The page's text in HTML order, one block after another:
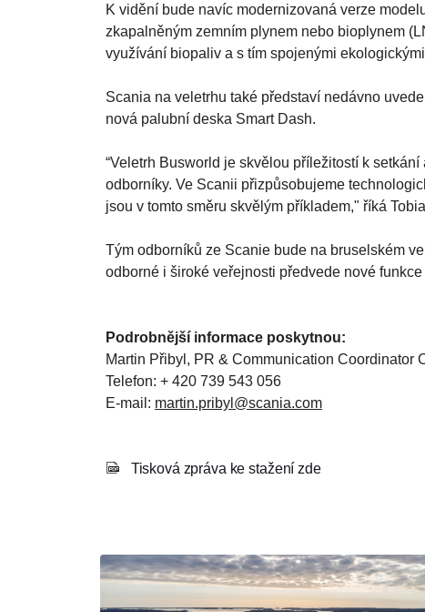
K vidění bude navíc modernizovaná verze
zkapalněným zemním plynem nebo bioplynem
využívání biopaliv a s tím spojenými
Scania na veletrhu také představí nedávno
nová palubní deska Smart Dash.
“Veletrh Busworld je skvělou příležitostí k
odborníky. Ve Scanii přizpůsobujeme
jsou v tomto směru skvělým příkladem," říká
Tým odborníků ze Scanie bude na bruselském
odborné i široké veřejnosti předvede nové
Podrobnější informace poskytnou:
Martin Přibyl, PR & Communication Coordinator
Telefon: + 420 739 543 056
E-mail: martin.pribyl@scania.com
Tisková zpráva ke stažení zde